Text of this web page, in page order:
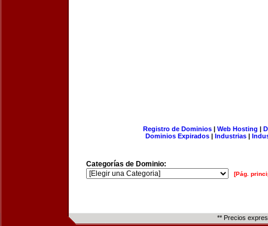
Registro de Dominios| Web Hosting |
Dominios Expirados | Industrias |
Categorías de Dominio:
[Pág.
** Precios